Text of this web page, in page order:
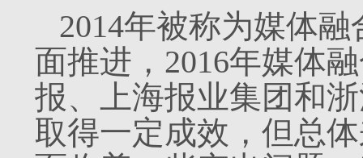
2014年被称为媒体
面推进，2016年媒体
报、上海报业集团和
取得一定成效，但总